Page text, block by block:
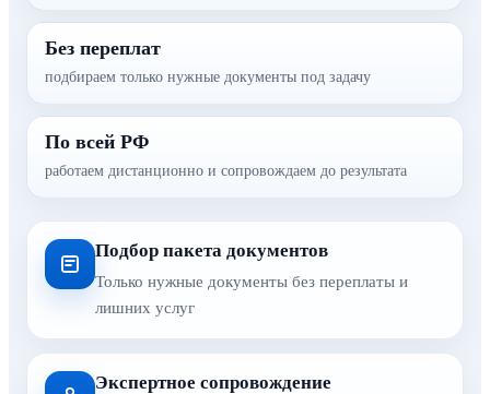
Без переплат
подбираем только нужные документы под задачу
По всей РФ
работаем дистанционно и сопровождаем до результата
Подбор пакета документов
Только нужные документы без переплаты и
лишних услуг
Экспертное сопровождение